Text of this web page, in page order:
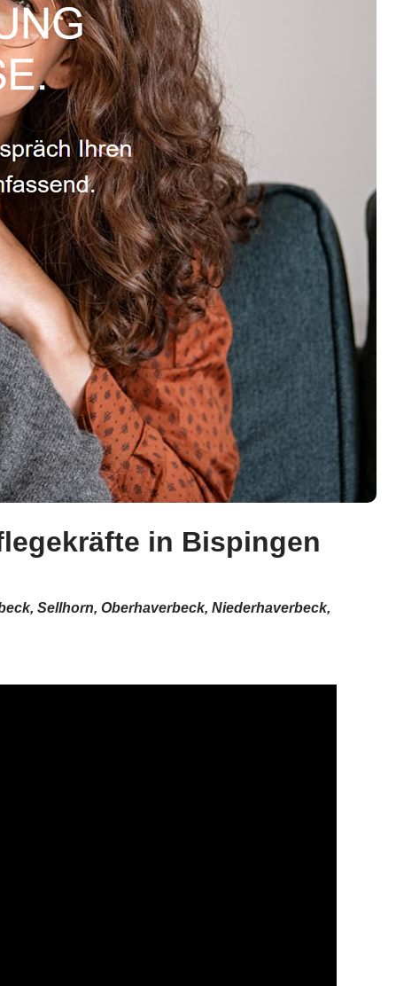
in Bispingen
Sellhorn, Oberhaverbeck, Niederhaverbeck,